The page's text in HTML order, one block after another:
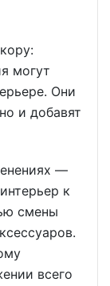
могут
Они
и добавят
—
к
смены
всего